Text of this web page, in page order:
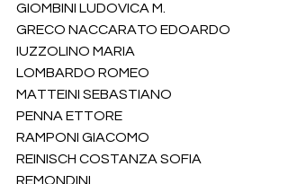
GIOMBINI LUDOVICA M.
GRECO NACCARATO EDOARDO
IUZZOLINO MARIA
LOMBARDO ROMEO
MATTEINI SEBASTIANO
PENNA ETTORE
RAMPONI GIACOMO
REINISCH COSTANZA SOFIA
REMONDINI